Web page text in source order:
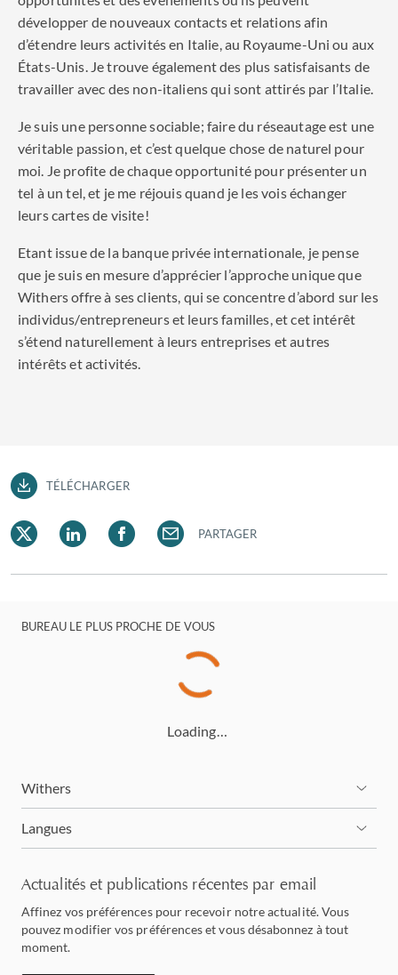
développer de nouveaux contacts et relations afin
d’étendre leurs activités en Italie, au Royaume-Uni ou aux
États-Unis. Je trouve également des plus satisfaisants de
travailler avec des non-italiens qui sont attirés par l’Italie.
Je suis une personne sociable; faire du réseautage est une
véritable passion, et c’est quelque chose de naturel pour
moi. Je profite de chaque opportunité pour présenter un
tel à un tel, et je me réjouis quand je les vois échanger
leurs cartes de visite!
Etant issue de la banque privée internationale, je pense
que je suis en mesure d’apprécier l’approche unique que
Withers offre à ses clients, qui se concentre d’abord sur les
individus/entrepreneurs et leurs familles, et cet intérêt
s’étend naturellement à leurs entreprises et autres
intérêts et activités.
TÉLÉCHARGER
PARTAGER
BUREAU LE PLUS PROCHE DE VOUS
Loading…
Withers
Langues
Actualités et publications récentes par email
Affinez vos préférences pour recevoir notre actualité. Vous
pouvez modifier vos préférences et vous désabonnez à tout
moment.